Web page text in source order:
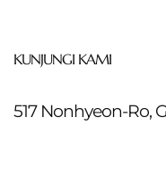
KUNJUNGI KAMI
517 Nonhyeon-Ro,